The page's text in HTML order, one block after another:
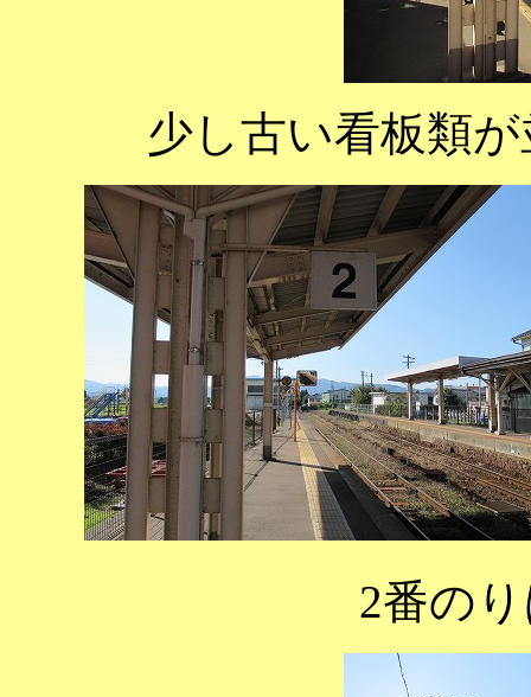
少し古い看板類
2番の